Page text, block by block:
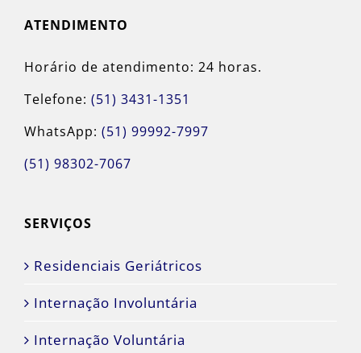
ATENDIMENTO
Horário de atendimento: 24 horas.
Telefone: (51) 3431-1351
WhatsApp: (51) 99992-7997
(51) 98302-7067
SERVIÇOS
Residenciais Geriátricos
Internação Involuntária
Internação Voluntária